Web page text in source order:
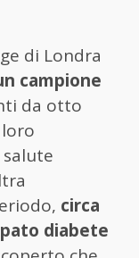
di Londra
campione
da otto
circa
diabete